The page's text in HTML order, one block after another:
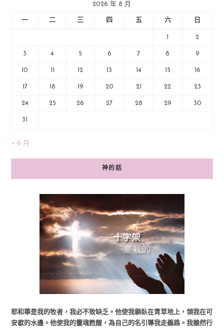
2026 年 8 月
一 二 三 四 五 六 日
1 2
3 4 5 6 7 8 9
10 11 12 13 14 15 16
17 18 19 20 21 22 23
24 25 26 27 28 29 30
31
« 6 月
神的話
耶和華是我的牧者，我必不致缺乏。他使我躺臥在青草地上，領我在可
安歇的水邊。他使我的靈魂甦醒，為自己的名引導我走義路。我雖然行